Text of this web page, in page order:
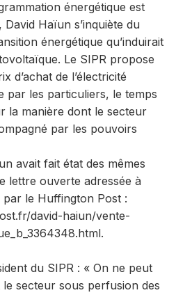
énergétique est
Haïun s’inquiète du
énergétique qu’induirait
Le SIPR propose
d’achat de l’électricité
par les particuliers, le temps
la manière dont le secteur
par les pouvoirs
avait fait état des mêmes
lettre ouverte adressée à
le Huffington Post :
david-haiun/vente-
du SIPR : « On ne peut
secteur sous perfusion des